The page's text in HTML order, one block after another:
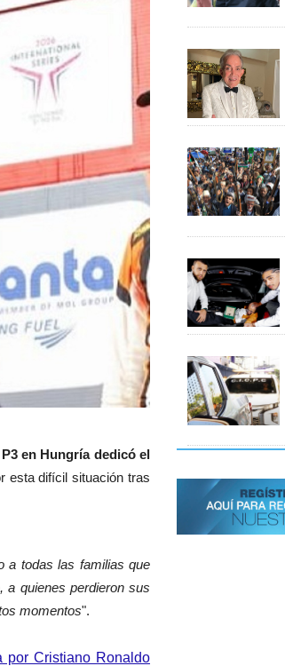
en Hungría dedicó el
esta difícil situación tras
a todas las familias que
a quienes perdieron sus
momentos".
por Cristiano Ronaldo